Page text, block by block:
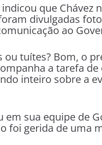
que Chávez
divulgadas
ao
ou tuítes? Bom, o
a tarefa
inteiro sobre a
em sua equipe de
foi gerida de uma